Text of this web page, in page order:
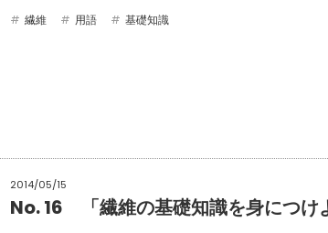
繊維 用語 基礎知識
2014/05/15
No. 16 「繊維の基礎知識を身につけ